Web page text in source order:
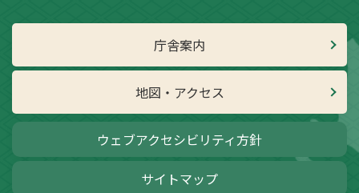
庁舎案内
地図・アクセス
ウェブアクセシビリティ方針
サイトマップ